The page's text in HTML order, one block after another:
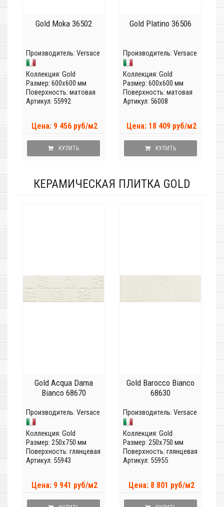
Gold Moka 36502
Производитель: Versace
Коллекция: Gold
Размер: 600x600 мм
Поверхность: матовая
Артикул: 55992
Цена: 9 456 руб/м2
КУПИТЬ
Gold Platino 36506
Производитель: Versace
Коллекция: Gold
Размер: 600x600 мм
Поверхность: матовая
Артикул: 56008
Цена: 18 409 руб/м2
КУПИТЬ
КЕРАМИЧЕСКАЯ ПЛИТКА GOLD
Gold Acqua Dama
Bianco 68670
Производитель: Versace
Коллекция: Gold
Размер: 250x750 мм
Поверхность: глянцевая
Артикул: 55943
Цена: 9 941 руб/м2
Gold Barocco Bianco
68630
Производитель: Versace
Коллекция: Gold
Размер: 250x750 мм
Поверхность: глянцевая
Артикул: 55955
Цена: 8 801 руб/м2